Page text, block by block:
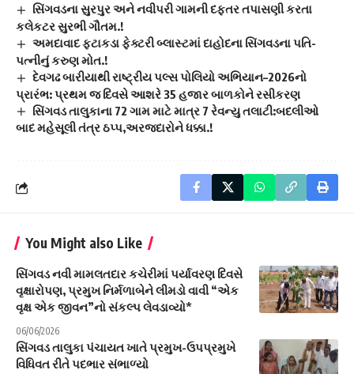
સિંગવડના સુરપુર અને નવીપરી ગામની દફતર તપાસણી કરતા
કલેકટર સુરભી ગૌતમ.!
અમદાવાદ ફટાકડા ફેક્ટરી બ્લાસ્ટમાં દાહોદના સિંગવડના પતિ-
પત્નીનું કરુણ મોત.!
દેવગઢ બારીયાથી રાષ્ટ્રીય પલ્સ પોલિયો અભિયાન–2026નો
પ્રારંભ: પ્રથમ જ દિવસે આશરે 35 હજાર બાળકોને રસીકરણ
સિંગવડ તાલુકાના 72 ગામ માટે માત્ર 7 રેવન્યુ તલાટી:બદલીઓ
બાદ મહેસૂલી તંત્ર ઠપ્પ,અરજદારોને ધક્કા.!
You Might also Like
સિંગવડ નવી મામલતદાર કચેરીમાં પર્યાવરણ દિવસે
વૃક્ષારોપણ, પ્રમુખ નિર્મળાબેને લીમડો વાવી “એક
વૃક્ષ એક જીવન”નો સંકલ્પ લેવડાવ્યો*
06/06/2026
સિંગવડ તાલુકા પંચાયત ખાતે પ્રમુખ-ઉપપ્રમુખે
વિધિવત રીતે પદભાર સંભાળ્યો